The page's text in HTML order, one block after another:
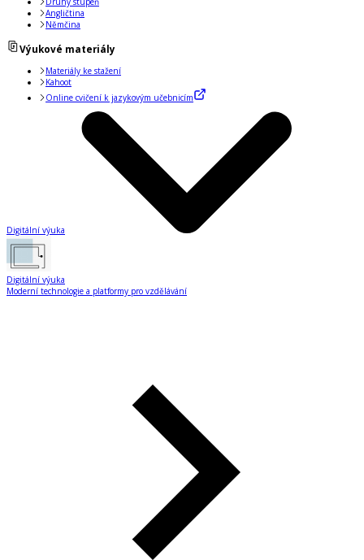
Angličtina
Němčina
Výukové materiály
Materiály ke stažení
Kahoot
Online cvičení k jazykovým učebnicím
Digitální výuka
Digitální výuka
Moderní technologie a platformy pro vzdělávání